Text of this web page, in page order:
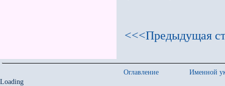
<<<Предыдущая
Оглавление
Именной
Loading